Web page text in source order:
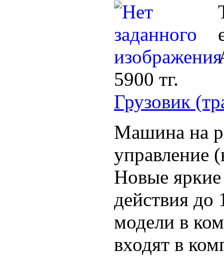
5900 тг.
Грузовик
Машина на
управление
Новые
действия до
модели в
входят в